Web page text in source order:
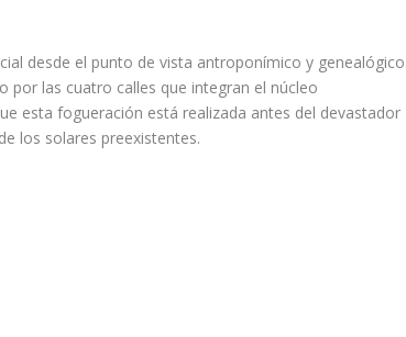
desde el punto de vista antroponímico y
por las cuatro calles que integran el núcleo
esta fogueración está realizada antes del devastador
los solares preexistentes.